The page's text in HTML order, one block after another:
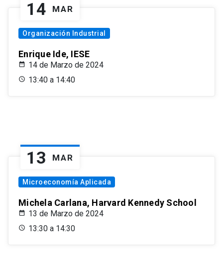
14 MAR
Organización Industrial
Enrique Ide, IESE
14 de Marzo de 2024
13:40 a 14:40
13 MAR
Microeconomía Aplicada
Michela Carlana, Harvard Kennedy School
13 de Marzo de 2024
13:30 a 14:30